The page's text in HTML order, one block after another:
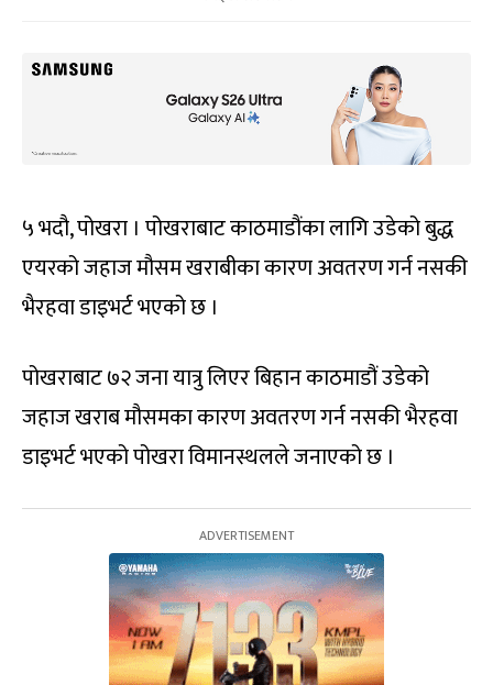
५ भदौ, पोखरा । पोखराबाट काठमाडौंका लागि उडेको बुद्ध
एयरको जहाज मौसम खराबीका कारण अवतरण गर्न नसकी
भैरहवा डाइभर्ट भएको छ ।
पोखराबाट ७२ जना यात्रु लिएर बिहान काठमाडौं उडेको
जहाज खराब मौसमका कारण अवतरण गर्न नसकी भैरहवा
डाइभर्ट भएको पोखरा विमानस्थलले जनाएको छ ।